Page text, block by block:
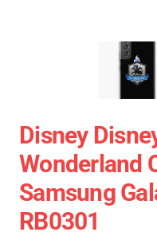
Disney
Wonderland
Samsung
RB0301